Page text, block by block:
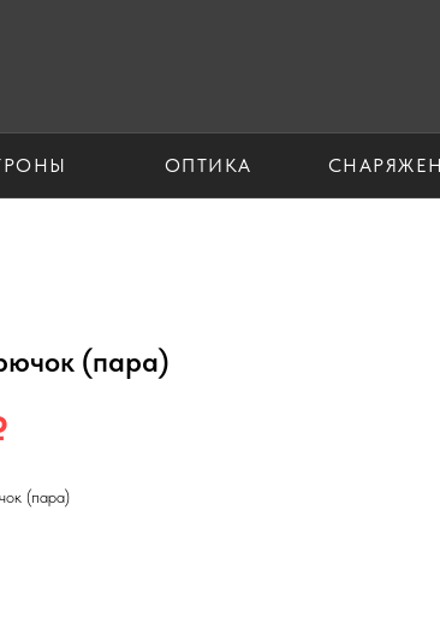
ОПТИКА
(пара)
(пара)